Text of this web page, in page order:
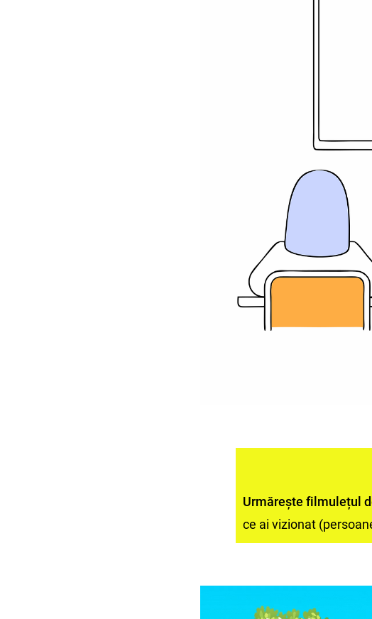
Urmărește filmulețul
ce ai vizionat